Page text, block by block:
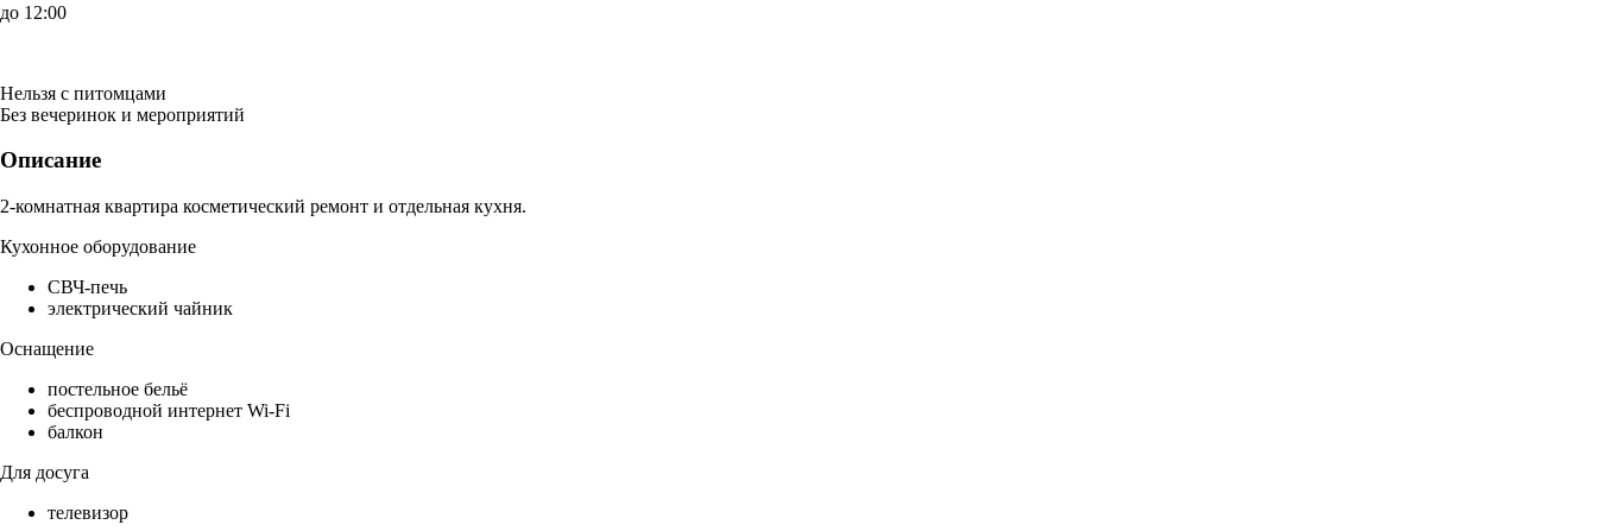
до 12:00
Нельзя с питомцами
Без вечеринок и мероприятий
Описание
2-комнатная квартира косметический ремонт и отдельная кухня.
Кухонное оборудование
СВЧ-печь
электрический чайник
Оснащение
постельное бельё
беспроводной интернет Wi-Fi
балкон
Для досуга
телевизор